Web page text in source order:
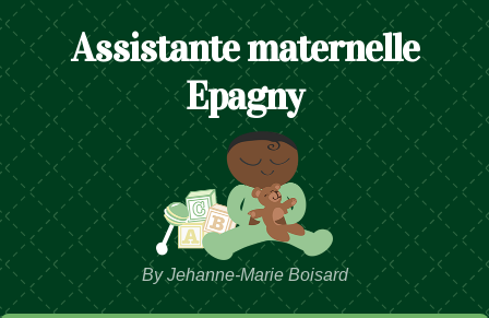
Assistante maternelle
Epagny
By Jehanne-Marie Boisard